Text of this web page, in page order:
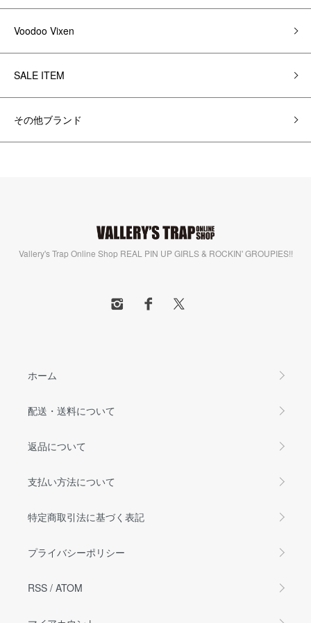
Voodoo Vixen
SALE ITEM
その他ブランド
Vallery's Trap Online Shop REAL PIN UP GIRLS & ROCKIN' GROUPIES!!
ホーム
配送・送料について
返品について
支払い方法について
特定商取引法に基づく表記
プライバシーポリシー
RSS / ATOM